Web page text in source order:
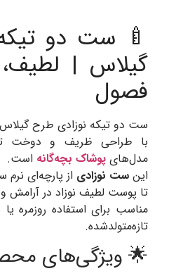
🍼 ست دو
گیلاس |
فصول
ست دو تیکه نوزادی طرح گیلاس از
با طراحی ظریف و دوخت
مدل‌های پوشاک بچه‌گانه است.
این ست نوزادی از پارچه‌ای
تا پوست لطیف نوزاد در آرامش
مناسب برای استفاده روزمره
تازه‌متولدشده.
🌟 ویژگی‌های